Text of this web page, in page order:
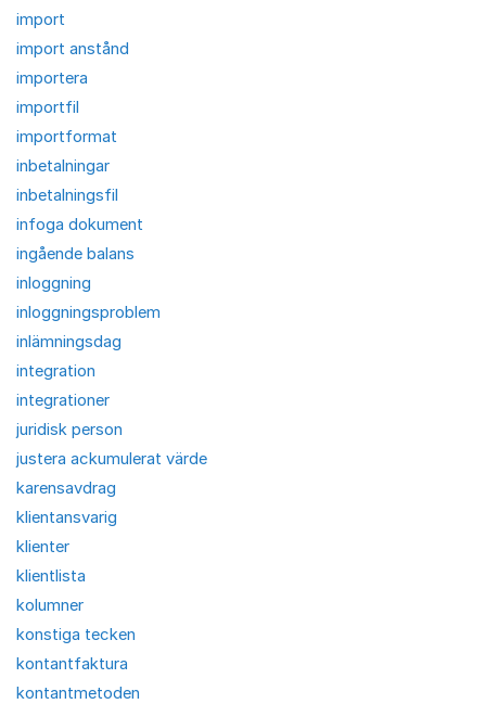
import
import anstånd
importera
importfil
importformat
inbetalningar
inbetalningsfil
infoga dokument
ingående balans
inloggning
inloggningsproblem
inlämningsdag
integration
integrationer
juridisk person
justera ackumulerat värde
karensavdrag
klientansvarig
klienter
klientlista
kolumner
konstiga tecken
kontantfaktura
kontantmetoden